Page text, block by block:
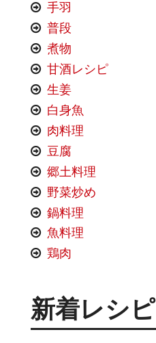
手羽
普段
煮物
甘酒レシピ
生姜
白身魚
肉料理
豆腐
郷土料理
野菜炒め
鍋料理
魚料理
鶏肉
新着レシピ